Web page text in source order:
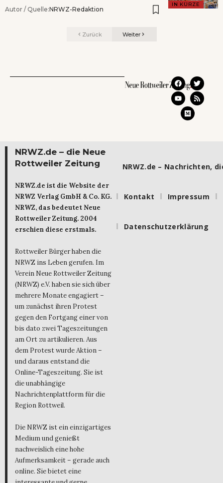
IN KÜRZE
Autor / Quelle:NRWZ-Redaktion
Zurück Weiter
NRWZ.de – die Neue
Rottweiler Zeitung
NRWZ.de ist die Website der
NRWZ Verlag GmbH & Co. KG.
NRWZ, das bedeutet Neue
Rottweiler Zeitung. 2004
erschien diese erstmals.
Rottweiler Bürger haben die
NRWZ ins Leben gerufen. Im
Verein Neue Rottweiler Zeitung
(NRWZ) e.V. haben sie sich über
mehrere Monate engagiert –
um zunächst ihren Protest
gegen den Fortgang einer von
bis dato zwei Tageszeitungen
am Ort zu artikulieren. Aus
dem Protest wurde Aktion –
und daraus entstand die
Online-Tageszeitung. Sie ist
die unabhängige
Nachrichtenplattform für die
Region Rottweil.
Die NRWZ ist ein einzigartiges
Medium und genießt
nachweislich eine hohe
Aufmerksamkeit – gerade auch
online. Sie bietet eine
NRWZ.de – Nachrichten,
Kontakt Impressum
Datenschutzerklärung